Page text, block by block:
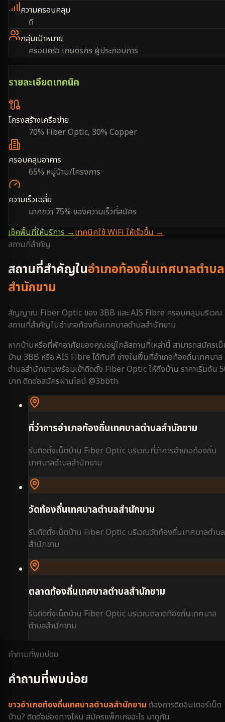
ความครอบคลุม
ดี
กลุ่มเป้าหมาย
ครอบครัว เกษตรกร ผู้ประกอบการ
รายละเอียดเทคนิค
โครงสร้างเครือข่าย
70% Fiber Optic, 30% Copper
ครอบคลุมอาคาร
65% หมู่บ้าน/โครงการ
ความเร็วเฉลี่ย
มากกว่า 75% ของความเร็วที่สมัคร
เช็คพื้นที่ให้บริการ →เทคนิคใช้ WiFi ให้เร็วขึ้น →
สถานที่สำคัญ
สถานที่สำคัญในอำเภอท้องถิ่นเทศบาลตำบล
สำนักขาม
สัญญาณ Fiber Optic ของ 3BB และ AIS Fibre ครอบคลุมบริเวณ
สถานที่สำคัญในอำเภอท้องถิ่นเทศบาลตำบลสำนักขาม
หากบ้านหรือที่พักอาศัยของคุณอยู่ใกล้สถานที่เหล่านี้ สามารถสมัครเ
บ้าน 3BB หรือ AIS Fibre ได้ทันที ช่างในพื้นที่อำเภอท้องถิ่นเทศบาล
ตำบลสำนักขามพร้อมเข้าติดตั้ง Fiber Optic ให้ถึงบ้าน ราคาเริ่มต้น
บาท ติดต่อสมัครผ่านไลน์ @3bbth
ที่ว่าการอำเภอท้องถิ่นเทศบาลตำบลสำนักขาม
รับติดตั้งเน็ตบ้าน Fiber Optic บริเวณที่ว่าการอำเภอท้องถิ่น
เทศบาลตำบลสำนักขาม
วัดท้องถิ่นเทศบาลตำบลสำนักขาม
รับติดตั้งเน็ตบ้าน Fiber Optic บริเวณวัดท้องถิ่นเทศบาลตำบล
สำนักขาม
ตลาดท้องถิ่นเทศบาลตำบลสำนักขาม
รับติดตั้งเน็ตบ้าน Fiber Optic บริเวณตลาดท้องถิ่นเทศบาล
ตำบลสำนักขาม
คำถามที่พบบ่อย
คำถามที่พบบ่อย
ชาวอำเภอท้องถิ่นเทศบาลตำบลสำนักขาม ต้องการติดอินเตอร์เน็ต
บ้าน? ติดต่อช่องทางไหน สมัครแพ็กเกจอะไร มาดูกัน